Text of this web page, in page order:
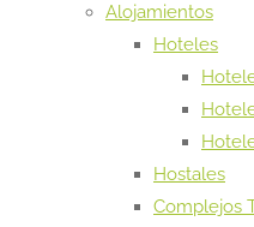
Alojamientos
Hoteles
Hostales
Complejos